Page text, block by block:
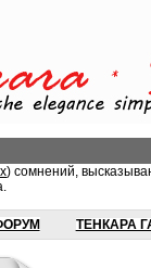
) сомнений,
ТЕНКАРА